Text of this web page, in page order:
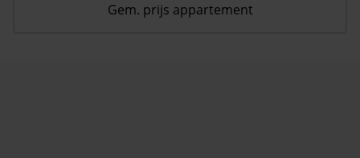
Gem. prijs appartement